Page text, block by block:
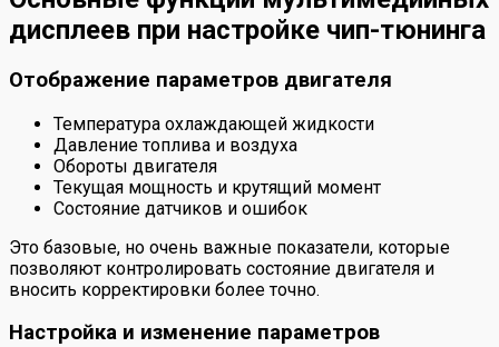
дисплеев при настройке чип-тюнинга
Отображение параметров двигателя
Температура охлаждающей жидкости
Давление топлива и воздуха
Обороты двигателя
Текущая мощность и крутящий момент
Состояние датчиков и ошибок
Это базовые, но очень важные показатели, которые
позволяют контролировать состояние двигателя и
вносить корректировки более точно.
Настройка и изменение параметров